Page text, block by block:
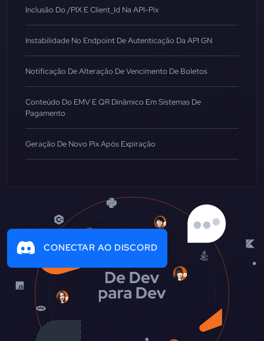
Inclusão Do /PIX E Client_Id Na API-Pix
Instabilidade No Endpoint De Autenticação Da API GN
Notificação De Alteração De Vencimento De Boletos
Conteúdo Do EMV E QR Dinâmico Em Sistemas De
Pagamento
Geração De Novo Pix Após Expiração
CONECTAR AO DISCORD